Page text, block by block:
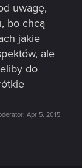
uwagę,
bo chcą
jakie
ale
do
Apr 5, 2015